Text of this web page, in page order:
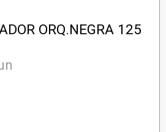
ORQ.NEGRA 125